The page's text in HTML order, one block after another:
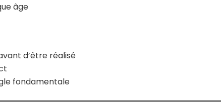
âge
d’être réalisé
fondamentale